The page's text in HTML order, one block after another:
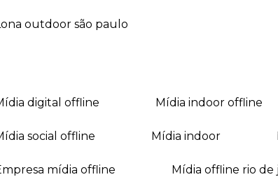
lona outdoor são paulo
mídia digital offline mídia indoor offline
mídia social offline mídia indoor
empresa mídia offline mídia offline rio